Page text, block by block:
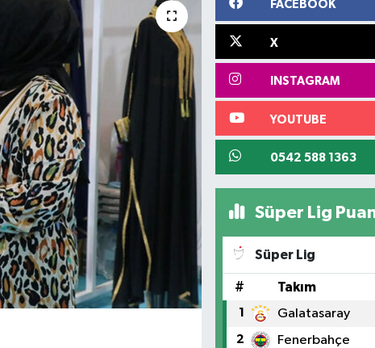
FACEBOOK
X
INSTAGRAM
YOUTUBE
0542 588 1363
Süper Lig
Süper Lig
# Takım
1 Galatasaray
2 Fenerbahçe